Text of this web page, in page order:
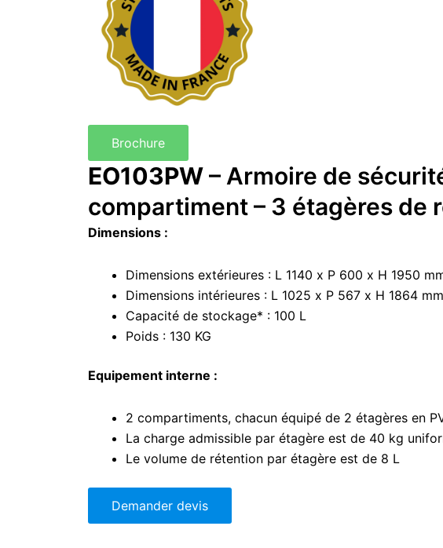
Brochure
EO103PW– Armoire de
compartiment – 3 étagères de
Dimensions :
Dimensions extérieures : L 1140 x P 600 x H 1950
Dimensions intérieures : L 1025 x P 567 x H 1864 mm
Capacité de stockage* : 100 L
Poids : 130 KG
Equipement interne :
2 compartiments, chacun équipé de 2 étagères en
La charge admissible par étagère est de 40 kg
Le volume de rétention par étagère est de 8 L
Demander devis